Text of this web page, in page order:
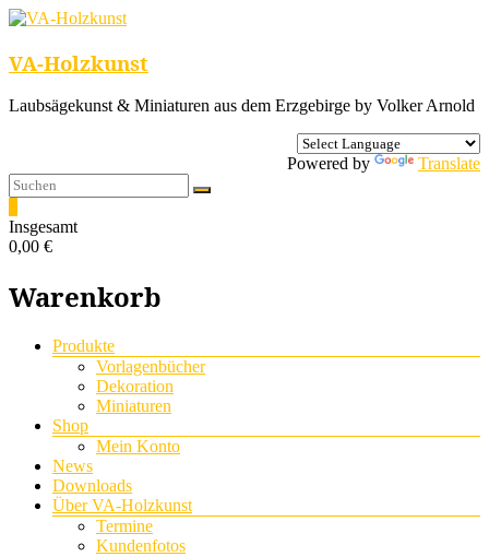
VA-Holzkunst
Laubsägekunst & Miniaturen aus dem Erzgebirge by Volker Arnold
Powered by Translate
Insgesamt
0,00 €
Warenkorb
Menü
Produkte
Vorlagenbücher
Dekoration
Miniaturen
Shop
Mein Konto
News
Downloads
Über VA-Holzkunst
Termine
Kundenfotos